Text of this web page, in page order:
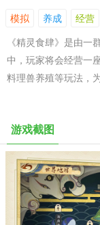
模拟 养成
经营
《精灵食肆》是由
中，玩家将会经营一
料理兽养殖等玩法，
行自定义餐厅装饰、
名为精灵食肆的飞行
巨龟背上，可以随时
餐厅的重任，将治
那一刻，美食勇者
游戏截图